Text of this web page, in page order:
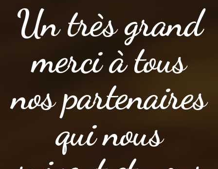
Un très grand
merci à tous
nos partenaires
qui nous